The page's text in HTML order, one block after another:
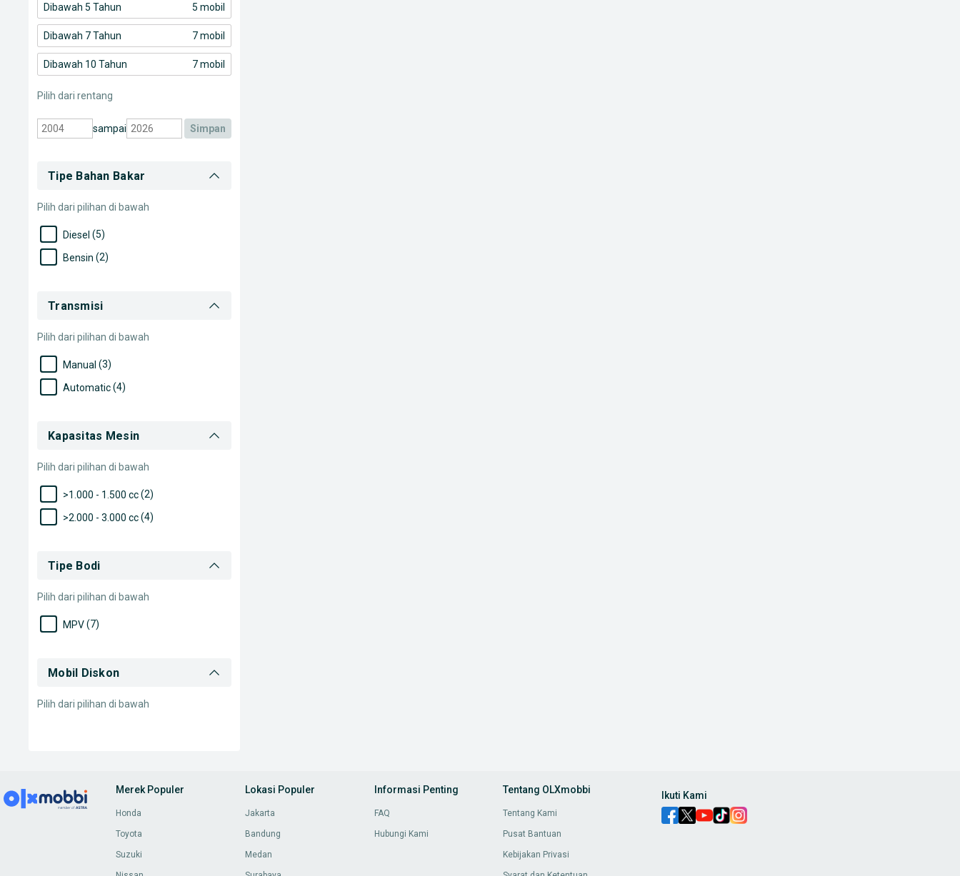
Dibawah 5 Tahun 5 mobil
Dibawah 7 Tahun 7 mobil
Dibawah 10 Tahun 7 mobil
Pilih dari rentang
sampai simpan
Tipe Bahan Bakar
Pilih dari pilihan di bawah
Diesel (5)
Bensin (2)
Transmisi
Pilih dari pilihan di bawah
Manual (3)
Automatic(4)
Kapasitas Mesin
Pilih dari pilihan di bawah
>1.000 - 1.500 cc(2)
>2.000 - 3.000 cc(4)
Tipe Bodi
Pilih dari pilihan di bawah
MPV(7)
Mobil Diskon
Pilih dari pilihan di bawah
Merek Populer
Honda
Toyota
Suzuki
Lokasi Populer
Jakarta
Bandung
Medan
Informasi Penting
FAQ
Hubungi Kami
Tentang OLXmobbi
Tentang Kami
Pusat Bantuan
Kebijakan Privasi
Ikuti Kami